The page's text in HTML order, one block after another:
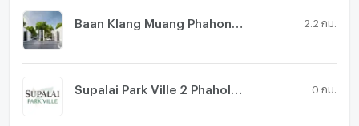
2.2 กม.
0 กม.